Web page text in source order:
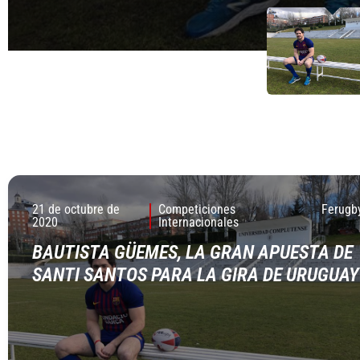
21 de octubre de
2020
Competiciones
Internacionales
BAUTISTA GÜEMES, LA GRAN APUESTA DE
SANTI SANTOS PARA LA GIRA DE URUGUAY